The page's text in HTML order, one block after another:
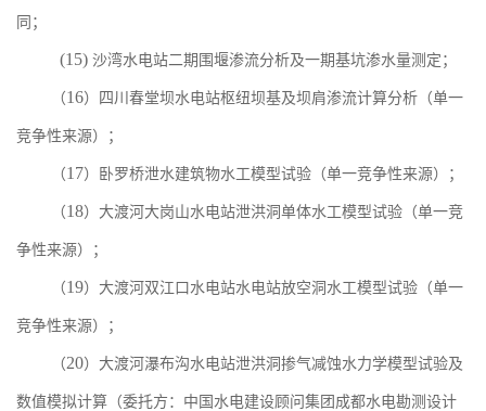
同；
(15) 沙湾水电站二期围堰渗流分析及一期基坑渗水量测定；
（16）四川春堂坝水电站枢纽坝基及坝肩渗流计算分析（单一
竞争性来源）；
（17）卧罗桥泄水建筑物水工模型试验（单一竞争性来源）；
（18）大渡河大岗山水电站泄洪洞单体水工模型试验（单一竞
争性来源）；
（19）大渡河双江口水电站水电站放空洞水工模型试验（单一
竞争性来源）；
（20）大渡河瀑布沟水电站泄洪洞掺气减蚀水力学模型试验及
数值模拟计算（委托方：中国水电建设顾问集团成都水电勘测设计